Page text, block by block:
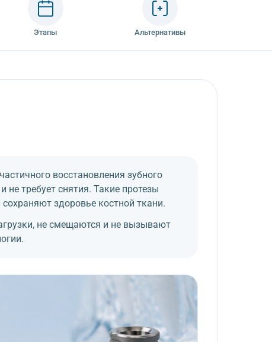
Этапы Альтернативы
восстановления зубного
требует снятия. Такие протезы
здоровье костной ткани.
не смещаются и не вызывают